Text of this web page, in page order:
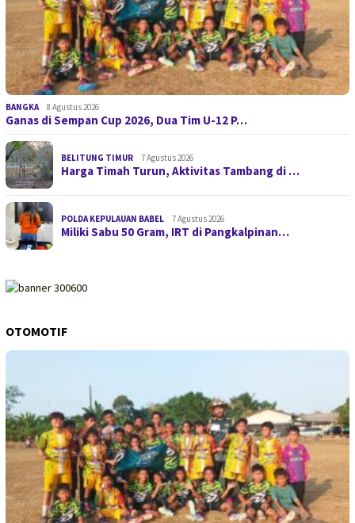
BANGKA 8 Agustus 2026
Ganas di Sempan Cup 2026, Dua Tim U-12 P…
BELITUNG TIMUR 7 Agustus 2026
Harga Timah Turun, Aktivitas Tambang di …
POLDA KEPULAUAN BABEL 7 Agustus 2026
Miliki Sabu 50 Gram, IRT di Pangkalpinan…
OTOMOTIF